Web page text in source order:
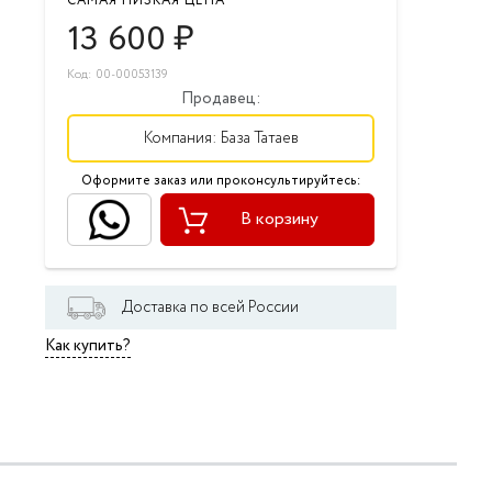
13 600₽
Код: 00-00053139
Продавец:
Компания: База Татаев
Оформите заказ или проконсультируйтесь:
В корзину
Доставка по всей России
Как купить?